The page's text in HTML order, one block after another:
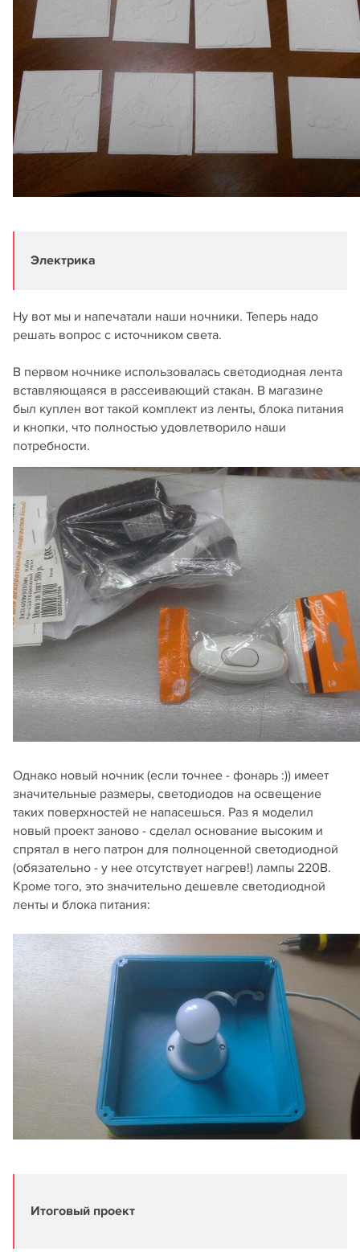
Электрика
Ну вот мы и напечатали наши ночники. Теперь надо
решать вопрос с источником света.
В первом ночнике использовалась светодиодная лента
вставляющаяся в рассеивающий стакан. В магазине
был куплен вот такой комплект из ленты, блока питания
и кнопки, что полностью удовлетворило наши
потребности.
Однако новый ночник (если точнее - фонарь :)) имеет
значительные размеры, светодиодов на освещение
таких поверхностей не напасешься. Раз я моделил
новый проект заново - сделал основание высоким и
спрятал в него патрон для полноценной светодиодной
(обязательно - у нее отсутствует нагрев!) лампы 220В.
Кроме того, это значительно дешевле светодиодной
ленты и блока питания:
Итоговый проект